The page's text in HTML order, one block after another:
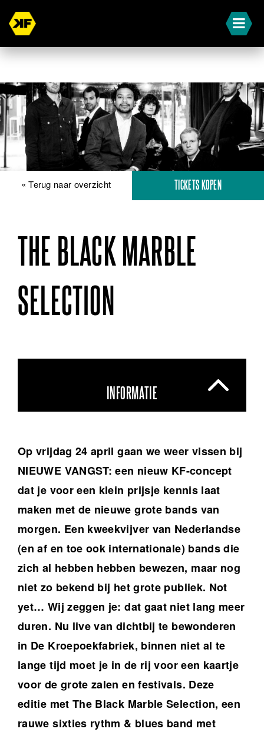
« Terug naar overzicht TICKETS KOPEN
THE BLACK MARBLE
SELECTION
INFORMATIE
Op vrijdag 24 april gaan we weer vissen bij
NIEUWE VANGST: een nieuw KF-concept
dat je voor een klein prijsje kennis laat
maken met de nieuwe grote bands van
morgen. Een kweekvijver van Nederlandse
(en af en toe ook internationale) bands die
zich al hebben hebben bewezen, maar nog
niet zo bekend bij het grote publiek. Not
yet… Wij zeggen je: dat gaat niet lang meer
duren. Nu live van dichtbij te bewonderen
in De Kroepoekfabriek, binnen niet al te
lange tijd moet je in de rij voor een kaartje
voor de grote zalen en festivals. Deze
editie met The Black Marble Selection, een
rauwe sixties rythm & blues band met